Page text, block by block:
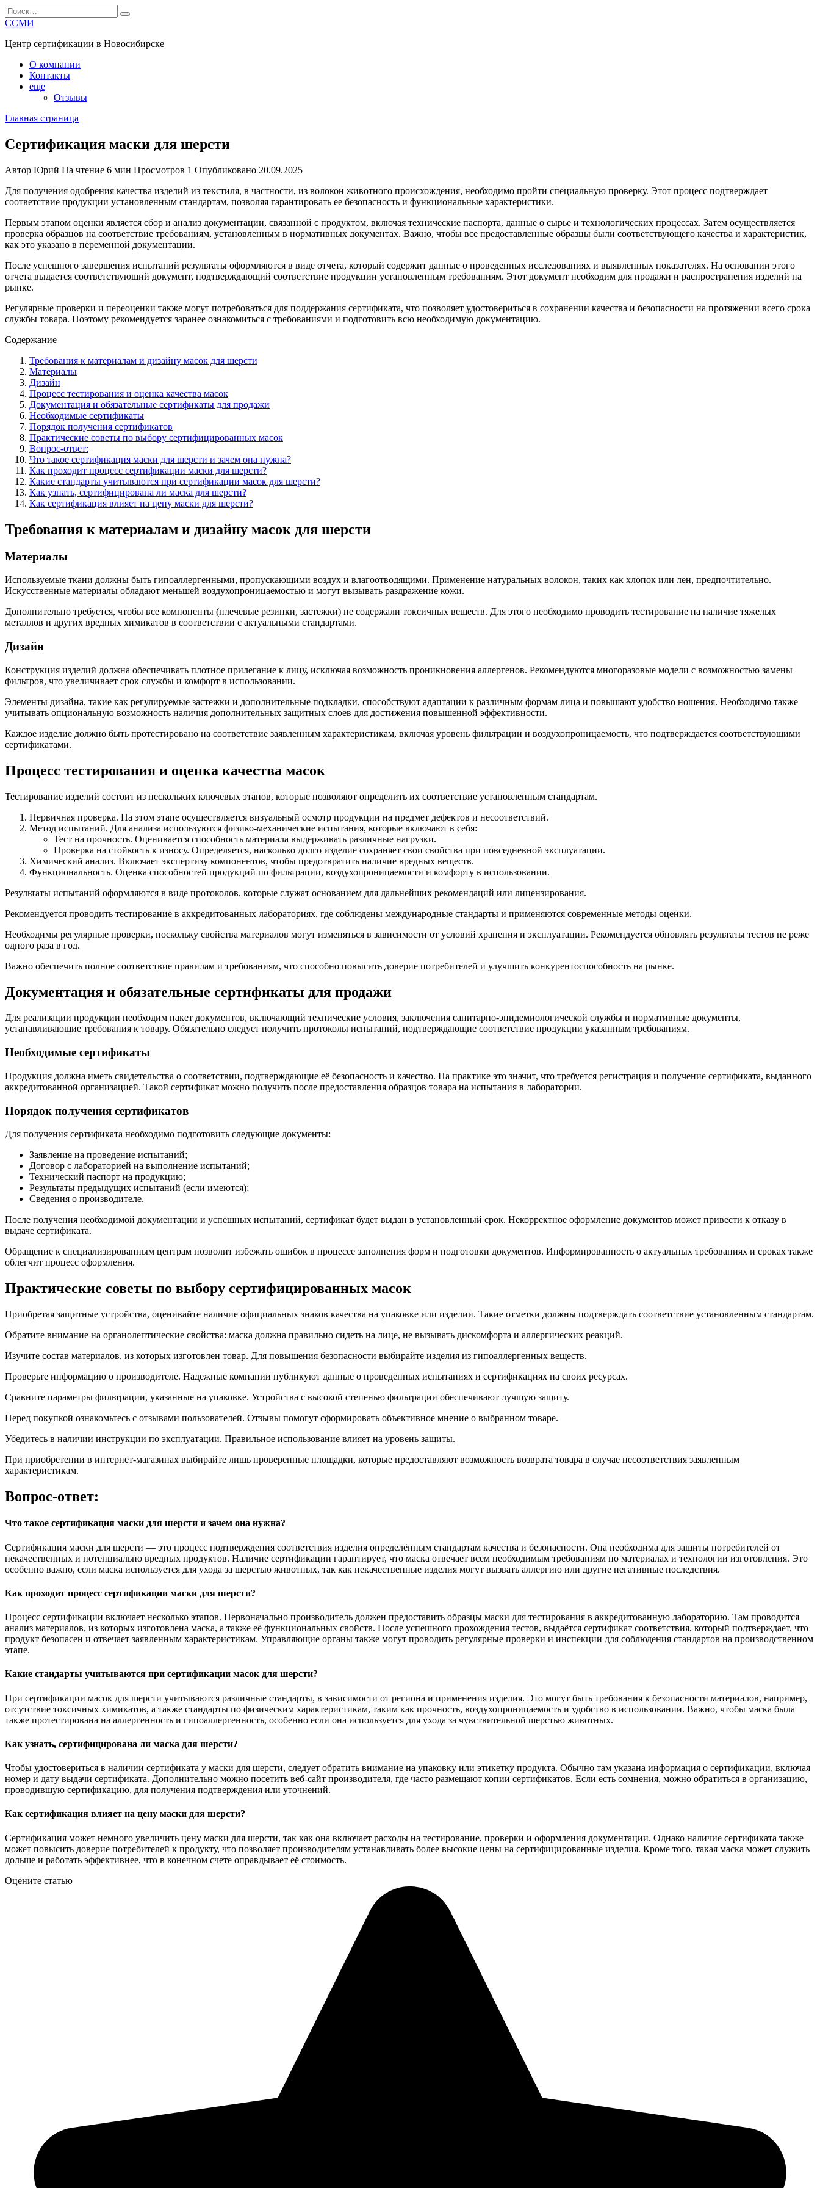
Перейти
к
Search
for:
ССМИ
Центр сертификации в Новосибирске
О компании
Контакты
еще
Отзывы
Главная страница
Сертификация маски для шерсти
Автор Юрий На чтение 6 мин Просмотров 1 Опубликовано 20.09.2025
Для получения одобрения качества изделий из текстиля, в частности, из волокон животного происхождения, необходимо пройти специальную проверку. Этот процесс подтверждает
соответствие продукции установленным стандартам, позволяя гарантировать ее безопасность и функциональные характеристики.
Первым этапом оценки является сбор и анализ документации, связанной с продуктом, включая технические паспорта, данные о сырье и технологических процессах. Затем осуществляется
проверка образцов на соответствие требованиям, установленным в нормативных документах. Важно, чтобы все предоставленные образцы были соответствующего качества и характеристик,
как это указано в переменной документации.
После успешного завершения испытаний результаты оформляются в виде отчета, который содержит данные о проведенных исследованиях и выявленных показателях. На основании этого
отчета выдается соответствующий документ, подтверждающий соответствие продукции установленным требованиям. Этот документ необходим для продажи и распространения изделий на
рынке.
Регулярные проверки и переоценки также могут потребоваться для поддержания сертификата, что позволяет удостовериться в сохранении качества и безопасности на протяжении всего срока
службы товара. Поэтому рекомендуется заранее ознакомиться с требованиями и подготовить всю необходимую документацию.
Содержание
Требования к материалам и дизайну масок для шерсти
Материалы
Дизайн
Процесс тестирования и оценка качества масок
Документация и обязательные сертификаты для продажи
Необходимые сертификаты
Порядок получения сертификатов
Практические советы по выбору сертифицированных масок
Вопрос-ответ:
Что такое сертификация маски для шерсти и зачем она нужна?
Как проходит процесс сертификации маски для шерсти?
Какие стандарты учитываются при сертификации масок для шерсти?
Как узнать, сертифицирована ли маска для шерсти?
Как сертификация влияет на цену маски для шерсти?
Требования к материалам и дизайну масок для шерсти
Материалы
Используемые ткани должны быть гипоаллергенными, пропускающими воздух и влагоотводящими. Применение натуральных волокон, таких как хлопок или лен, предпочтительно.
Искусственные материалы обладают меньшей воздухопроницаемостью и могут вызывать раздражение кожи.
Дополнительно требуется, чтобы все компоненты (плечевые резинки, застежки) не содержали токсичных веществ. Для этого необходимо проводить тестирование на наличие тяжелых
металлов и других вредных химикатов в соответствии с актуальными стандартами.
Дизайн
Конструкция изделий должна обеспечивать плотное прилегание к лицу, исключая возможность проникновения аллергенов. Рекомендуются многоразовые модели с возможностью замены
фильтров, что увеличивает срок службы и комфорт в использовании.
Элементы дизайна, такие как регулируемые застежки и дополнительные подкладки, способствуют адаптации к различным формам лица и повышают удобство ношения. Необходимо также
учитывать опциональную возможность наличия дополнительных защитных слоев для достижения повышенной эффективности.
Каждое изделие должно быть протестировано на соответствие заявленным характеристикам, включая уровень фильтрации и воздухопроницаемость, что подтверждается соответствующими
сертификатами.
Процесс тестирования и оценка качества масок
Тестирование изделий состоит из нескольких ключевых этапов, которые позволяют определить их соответствие установленным стандартам.
Первичная проверка. На этом этапе осуществляется визуальный осмотр продукции на предмет дефектов и несоответствий.
Метод испытаний. Для анализа используются физико-механические испытания, которые включают в себя:
Тест на прочность. Оценивается способность материала выдерживать различные нагрузки.
Проверка на стойкость к износу. Определяется, насколько долго изделие сохраняет свои свойства при повседневной эксплуатации.
Химический анализ. Включает экспертизу компонентов, чтобы предотвратить наличие вредных веществ.
Функциональность. Оценка способностей продукций по фильтрации, воздухопроницаемости и комфорту в использовании.
Результаты испытаний оформляются в виде протоколов, которые служат основанием для дальнейших рекомендаций или лицензирования.
Рекомендуется проводить тестирование в аккредитованных лабораториях, где соблюдены международные стандарты и применяются современные методы оценки.
Необходимы регулярные проверки, поскольку свойства материалов могут изменяться в зависимости от условий хранения и эксплуатации. Рекомендуется обновлять результаты тестов не реже
одного раза в год.
Важно обеспечить полное соответствие правилам и требованиям, что способно повысить доверие потребителей и улучшить конкурентоспособность на рынке.
Документация и обязательные сертификаты для продажи
Для реализации продукции необходим пакет документов, включающий технические условия, заключения санитарно-эпидемиологической службы и нормативные документы,
устанавливающие требования к товару. Обязательно следует получить протоколы испытаний, подтверждающие соответствие продукции указанным требованиям.
Необходимые сертификаты
Продукция должна иметь свидетельства о соответствии, подтверждающие её безопасность и качество. На практике это значит, что требуется регистрация и получение сертификата, выданного
аккредитованной организацией. Такой сертификат можно получить после предоставления образцов товара на испытания в лаборатории.
Порядок получения сертификатов
Для получения сертификата необходимо подготовить следующие документы:
Заявление на проведение испытаний;
Договор с лабораторией на выполнение испытаний;
Технический паспорт на продукцию;
Результаты предыдущих испытаний (если имеются);
Сведения о производителе.
После получения необходимой документации и успешных испытаний, сертификат будет выдан в установленный срок. Некорректное оформление документов может привести к отказу в
выдаче сертификата.
Обращение к специализированным центрам позволит избежать ошибок в процессе заполнения форм и подготовки документов. Информированность о актуальных требованиях и сроках также
облегчит процесс оформления.
Практические советы по выбору сертифицированных масок
Приобретая защитные устройства, оценивайте наличие официальных знаков качества на упаковке или изделии. Такие отметки должны подтверждать соответствие установленным стандартам.
Обратите внимание на органолептические свойства: маска должна правильно сидеть на лице, не вызывать дискомфорта и аллергических реакций.
Изучите состав материалов, из которых изготовлен товар. Для повышения безопасности выбирайте изделия из гипоаллергенных веществ.
Проверьте информацию о производителе. Надежные компании публикуют данные о проведенных испытаниях и сертификациях на своих ресурсах.
Сравните параметры фильтрации, указанные на упаковке. Устройства с высокой степенью фильтрации обеспечивают лучшую защиту.
Перед покупкой ознакомьтесь с отзывами пользователей. Отзывы помогут сформировать объективное мнение о выбранном товаре.
Убедитесь в наличии инструкции по эксплуатации. Правильное использование влияет на уровень защиты.
При приобретении в интернет-магазинах выбирайте лишь проверенные площадки, которые предоставляют возможность возврата товара в случае несоответствия заявленным
характеристикам.
Вопрос-ответ:
Что такое сертификация маски для шерсти и зачем она нужна?
Сертификация маски для шерсти — это процесс подтверждения соответствия изделия определённым стандартам качества и безопасности. Она необходима для защиты потребителей от
некачественных и потенциально вредных продуктов. Наличие сертификации гарантирует, что маска отвечает всем необходимым требованиям по материалах и технологии изготовления. Это
особенно важно, если маска используется для ухода за шерстью животных, так как некачественные изделия могут вызвать аллергию или другие негативные последствия.
Как проходит процесс сертификации маски для шерсти?
Процесс сертификации включает несколько этапов. Первоначально производитель должен предоставить образцы маски для тестирования в аккредитованную лабораторию. Там проводится
анализ материалов, из которых изготовлена маска, а также её функциональных свойств. После успешного прохождения тестов, выдаётся сертификат соответствия, который подтверждает, что
продукт безопасен и отвечает заявленным характеристикам. Управляющие органы также могут проводить регулярные проверки и инспекции для соблюдения стандартов на производственном
этапе.
Какие стандарты учитываются при сертификации масок для шерсти?
При сертификации масок для шерсти учитываются различные стандарты, в зависимости от региона и применения изделия. Это могут быть требования к безопасности материалов, например,
отсутствие токсичных химикатов, а также стандарты по физическим характеристикам, таким как прочность, воздухопроницаемость и удобство в использовании. Важно, чтобы маска была
также протестирована на аллергенность и гипоаллергенность, особенно если она используется для ухода за чувствительной шерстью животных.
Как узнать, сертифицирована ли маска для шерсти?
Чтобы удостовериться в наличии сертификата у маски для шерсти, следует обратить внимание на упаковку или этикетку продукта. Обычно там указана информация о сертификации, включая
номер и дату выдачи сертификата. Дополнительно можно посетить веб-сайт производителя, где часто размещают копии сертификатов. Если есть сомнения, можно обратиться в организацию,
проводившую сертификацию, для получения подтверждения или уточнений.
Как сертификация влияет на цену маски для шерсти?
Сертификация может немного увеличить цену маски для шерсти, так как она включает расходы на тестирование, проверки и оформления документации. Однако наличие сертификата также
может повысить доверие потребителей к продукту, что позволяет производителям устанавливать более высокие цены на сертифицированные изделия. Кроме того, такая маска может служить
дольше и работать эффективнее, что в конечном счете оправдывает её стоимость.
Оцените статью